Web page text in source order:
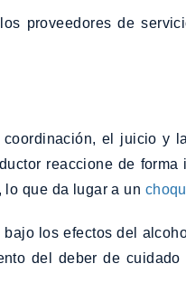
proveedores de
el juicio y
reaccione de forma
que da lugar a un
los efectos del
del deber de